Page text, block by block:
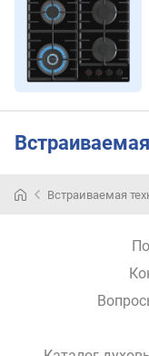
Собранные
главным
Встраиваемая